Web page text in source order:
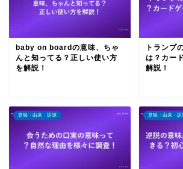
baby on boardの意味、ちゃ
んと知ってる？正しい使い方
を解説！
トランプ
は？カー
解説！
意味・由来・語源 意味・由来・語